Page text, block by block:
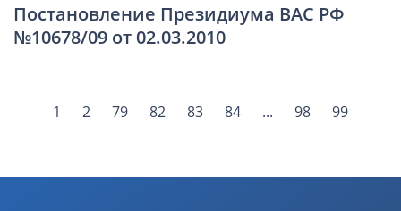
Постановление Президиума ВАС РФ
№10678/09 от 02.03.2010
1 2 79 82 83 84 ... 98 99